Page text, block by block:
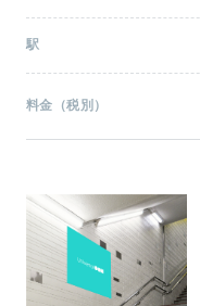
駅
料金（税別）